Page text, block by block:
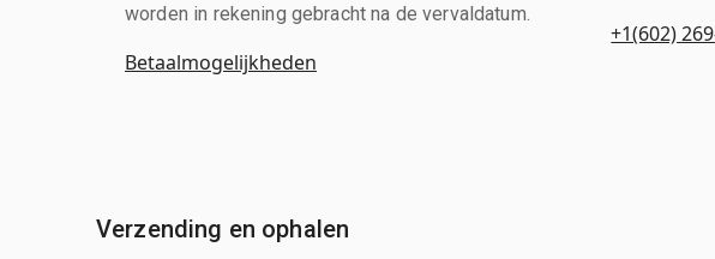
worden in rekening gebracht na de vervaldatum.
Betaalmogelijkheden
+1(602)
Verzending en ophalen